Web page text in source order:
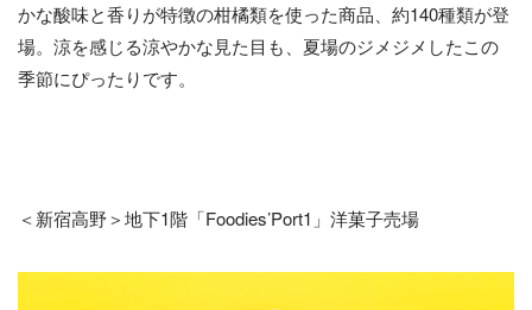
かな酸味と香りが特徴の柑橘類を使った商品、約140種類が登
場。涼を感じる涼やかな見た目も、夏場のジメジメしたこの
季節にぴったりです。
＜新宿高野＞地下1階「Foodies’Port1」洋菓子売場